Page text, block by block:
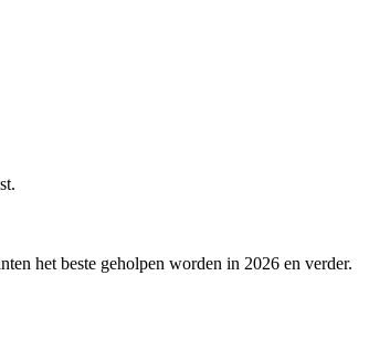
het beste geholpen worden in 2026 en verder.